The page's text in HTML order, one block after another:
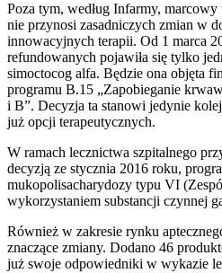
Poza tym, według Infarmy,
nie przynosi zasadniczych zmian w
innowacyjnych terapii. Od 1 marca
refundowanych pojawiła się tylko
simoctocog alfa. Będzie ona objęta
programu B.15 „Zapobieganie
i B”. Decyzja ta stanowi jedynie
już opcji terapeutycznych.
W ramach lecznictwa szpitalnego
decyzją ze stycznia 2016 roku,
mukopolisacharydozy typu VI
wykorzystaniem substancji czynnej
Również w zakresie rynku
znaczące zmiany. Dodano 46
już swoje odpowiedniki w wykazie